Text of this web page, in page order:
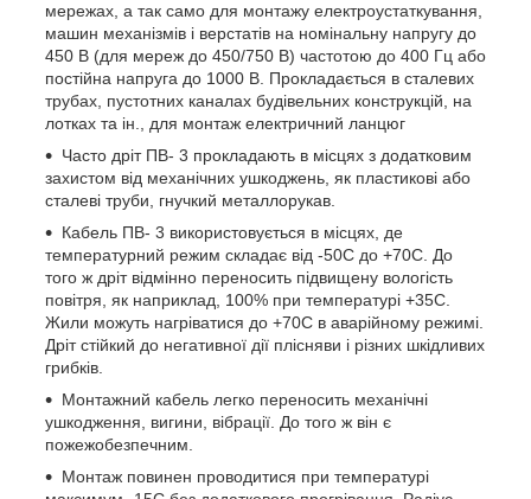
мережах, а так само для монтажу електроустаткування,
машин механізмів і верстатів на номінальну напругу до
450 В (для мереж до 450/750 В) частотою до 400 Гц або
постійна напруга до 1000 В. Прокладається в сталевих
трубах, пустотних каналах будівельних конструкцій, на
лотках та ін., для монтаж електричний ланцюг
Часто дріт ПВ- 3 прокладають в місцях з додатковим
захистом від механічних ушкоджень, як пластикові або
сталеві труби, гнучкий металлорукав.
Кабель ПВ- 3 використовується в місцях, де
температурний режим складає від -50С до +70С. До
того ж дріт відмінно переносить підвищену вологість
повітря, як наприклад, 100% при температурі +35С.
Жили можуть нагріватися до +70С в аварійному режимі.
Дріт стійкий до негативної дії плісняви і різних шкідливих
грибків.
Монтажний кабель легко переносить механічні
ушкодження, вигини, вібрації. До того ж він є
пожежобезпечним.
Монтаж повинен проводитися при температурі